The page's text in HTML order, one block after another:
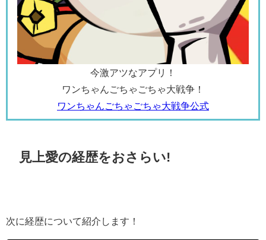
今激アツなアプリ！
ワンちゃんごちゃごちゃ大戦争！
ワンちゃんごちゃごちゃ大戦争公式
見上愛の経歴をおさらい!
次に経歴について紹介します！